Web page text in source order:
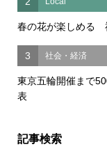
春の花が楽しめる
3 社会・経済
東京五輪開催まで
表
記事検索